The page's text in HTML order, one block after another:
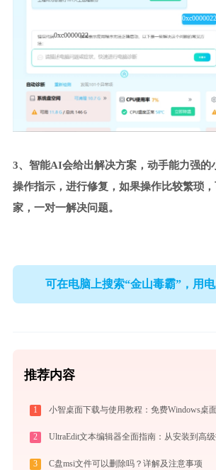
0xc0000022
0xc0000022
3、智能AI会给出解决方案，动手能力强的
操作指示，进行修复，如果操作比较繁琐
家，一对一解决问题。
可在电脑上搜索“金山毒霸”，用
推荐内容
1
2
3 C盘msi文件可以删除吗？详解及注意事项